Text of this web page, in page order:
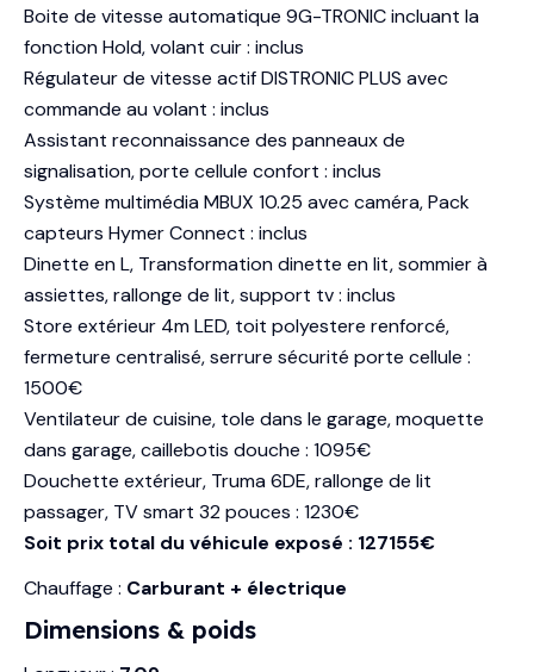
Boite de vitesse automatique 9G-TRONIC incluant la
fonction Hold, volant cuir : inclus
Régulateur de vitesse actif DISTRONIC PLUS avec
commande au volant : inclus
Assistant reconnaissance des panneaux de
signalisation, porte cellule confort : inclus
Système multimédia MBUX 10.25 avec caméra, Pack
capteurs Hymer Connect : inclus
Dinette en L, Transformation dinette en lit, sommier à
assiettes, rallonge de lit, support tv : inclus
Store extérieur 4m LED, toit polyestere renforcé,
fermeture centralisé, serrure sécurité porte cellule :
1500€
Ventilateur de cuisine, tole dans le garage, moquette
dans garage, caillebotis douche : 1095€
Douchette extérieur, Truma 6DE, rallonge de lit
passager, TV smart 32 pouces : 1230€
Soit prix total du véhicule exposé : 127155€
Chauffage : Carburant + électrique
Dimensions & poids